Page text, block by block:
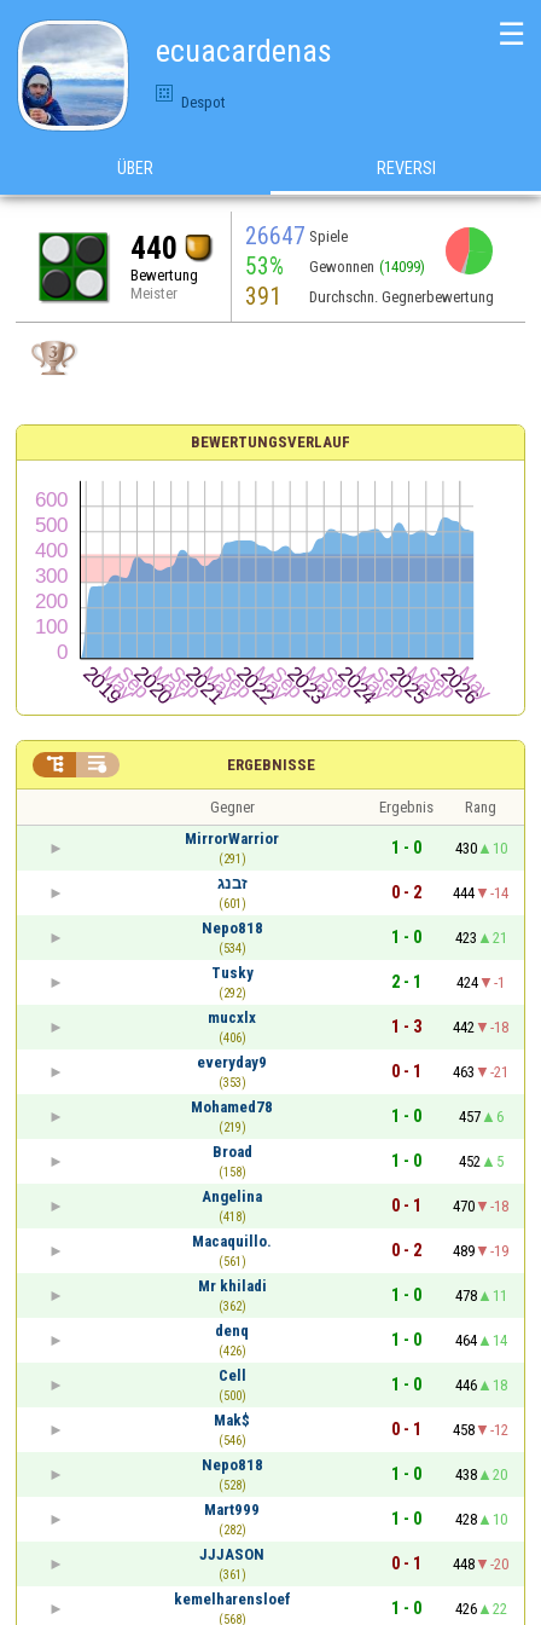
ecuacardenas
Despot
☰
ÜBER REVERSI
440
Bewertung
Meister
26647 Spiele
53% Gewonnen (14099)
391 Durchschn. Gegnerbewertung
BEWERTUNGSVERLAUF
ERGEBNISSE
 
Gegner Ergebnis
Rang
MirrorWarrior
(291)
1 - 0 430
10
זבנג
(601)
0 - 2 444
-14
Nepo818
(534)
1 - 0 423
21
Tusky
(292)
2 - 1 424
-1
mucxlx
(406)
1 - 3 442
-18
everyday9
(353)
0 - 1 463
-21
Mohamed78
(219)
1 - 0 457
6
Broad
(158)
1 - 0 452
5
Angelina
(418)
0 - 1 470
-18
Macaquillo.
(561)
0 - 2 489
-19
Mr khiladi
(362)
1 - 0 478
11
denq
(426)
1 - 0 464
14
Cell
(500)
1 - 0 446
18
Mak$
(546)
0 - 1 458
-12
Nepo818
(528)
1 - 0 438
20
Mart999
(282)
1 - 0 428
10
JJJASON
(361)
0 - 1 448
-20
kemelharensloef
(568)
1 - 0 426 22